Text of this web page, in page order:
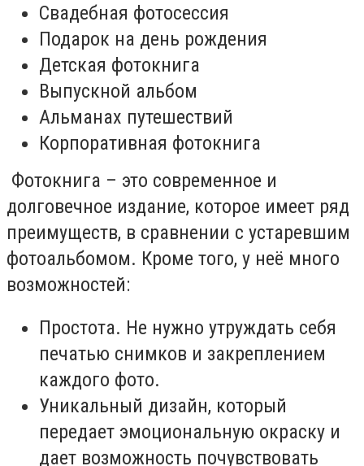
Свадебная фотосессия
Подарок на день рождения
Детская фотокнига
Выпускной альбом
Альманах путешествий
Корпоративная фотокнига
Фотокнига – это современное и
долговечное издание, которое имеет ряд
преимуществ, в сравнении с устаревшим
фотоальбомом. Кроме того, у неё много
возможностей:
Простота. Не нужно утруждать себя
печатью снимков и закреплением
каждого фото.
Уникальный дизайн, который
передает эмоциональную окраску и
дает возможность почувствовать